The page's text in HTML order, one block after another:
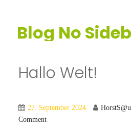
Blog No
Hallo Welt!
27. September 2024
Comment